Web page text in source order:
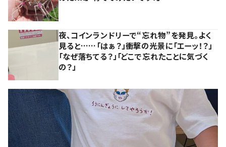
夜、コインランドリーで“忘れ物”を発見。よく
見ると……「はぁ？」衝撃の光景に「エーッ！？」
「なぜ落ちてる？」「どこで忘れたことに気づく
の？」